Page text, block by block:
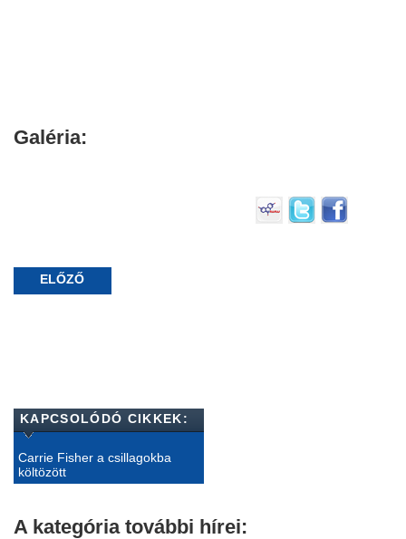
Galéria:
ELŐZŐ
KAPCSOLÓDÓ CIKKEK:
Carrie Fisher a csillagokba
költözött
A kategória további hírei: